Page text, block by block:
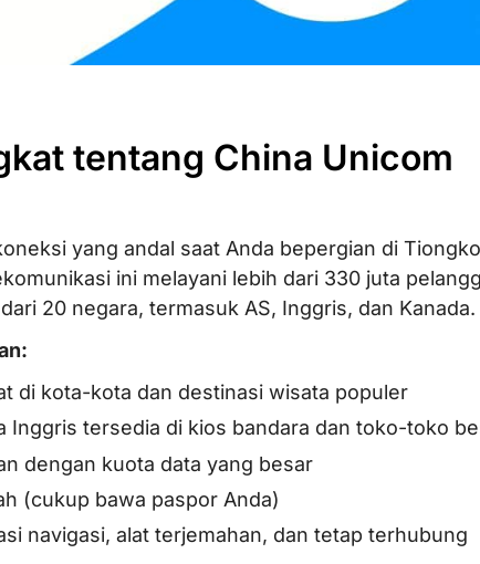
tentang China Unicom
yang andal saat Anda bepergian di
ini melayani lebih dari 330 juta
20 negara, termasuk AS, Inggris, dan Kanada.
di kota-kota dan destinasi wisata populer
Inggris tersedia di kios bandara dan toko-toko
dengan kuota data yang besar
(cukup bawa paspor Anda)
navigasi, alat terjemahan, dan tetap terhubung